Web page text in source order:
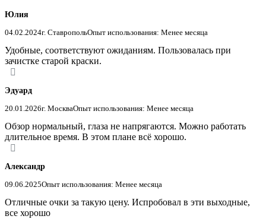
Юлия
04.02.2024г. СтавропольОпыт использования: Менее месяца
Удобные, соответствуют ожиданиям. Пользовалась при
зачистке старой краски.
Эдуард
20.01.2026г. МоскваОпыт использования: Менее месяца
Обзор нормальный, глаза не напрягаются. Можно работать
длительное время. В этом плане всё хорошо.
Александр
09.06.2025Опыт использования: Менее месяца
Отличные очки за такую цену. Испробовал в эти выходные,
все хорошо